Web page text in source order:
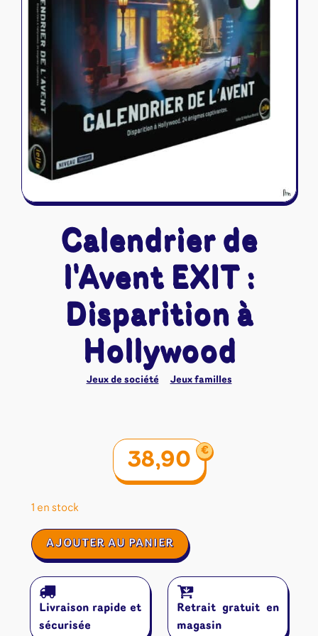
Naruto Mythos
Autres
Tapis de jeu
Calendrier de
l'Avent EXIT :
Disparition à
Hollywood
Jeux de société Jeux familles
38,90 €
1 en stock
quantité
de
de
l'Avent
EXIT
AJOUTER AU PANIER
Livraison rapide et
sécurisée
Retrait gratuit en
magasin